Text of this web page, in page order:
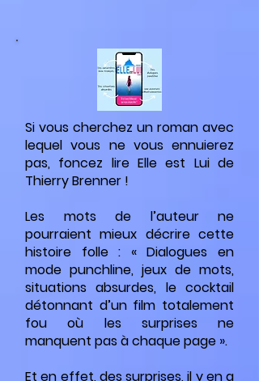
Si vous cherchez un roman avec
lequel vous ne vous ennuierez
pas, foncez lire Elle est Lui de
Thierry Brenner !
Les mots de l’auteur ne
pourraient mieux décrire cette
histoire folle : « Dialogues en
mode punchline, jeux de mots,
situations absurdes, le cocktail
détonnant d’un film totalement
fou où les surprises ne
manquent pas à chaque page ».
Et en effet, des surprises, il y en a